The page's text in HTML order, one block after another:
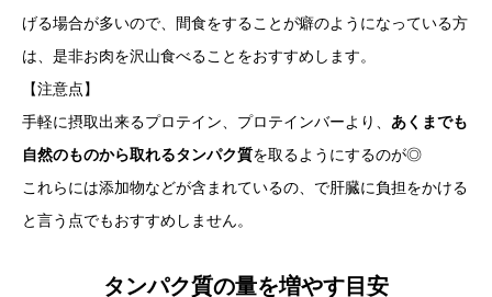
げる場合が多いので、間食をすることが癖のようになっている方
は、是非お肉を沢山食べることをおすすめします。
【注意点】
手軽に摂取出来るプロテイン、プロテインバーより、 あくまでも
自然のものから取れるタンパク質を取るようにするのが◎
これらには添加物などが含まれているの、で肝臓に負担をかける
と言う点でもおすすめしません。
タンパク質の量を増やす目安